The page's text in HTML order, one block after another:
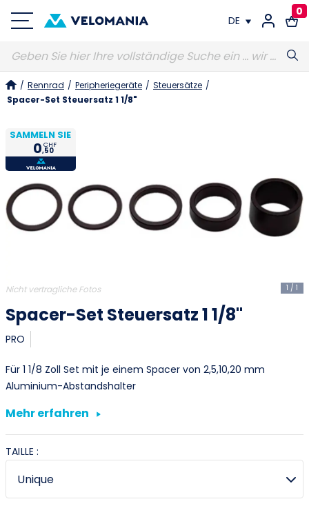
DE
FR
0
/ Rennrad / Peripheriegeräte / Steuersätze /
Spacer-Set Steuersatz 1 1/8"
SAMMELN SIE
0,50
CHF
1 / 1
Nicht vertragliche Fotos
Spacer-Set Steuersatz 1 1/8"
PRO
Für 1 1/8 Zoll Set mit je einem Spacer von 2,5,10,20 mm
Aluminium-Abstandshalter
Mehr erfahren
TAILLE :